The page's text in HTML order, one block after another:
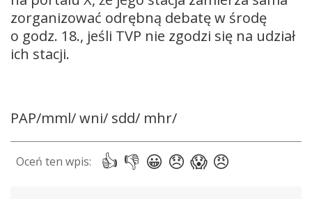
zorganizować odrębną debatę w środę
o godz. 18., jeśli TVP nie zgodzi się na udział
ich stacji.
PAP/mml/ wni/ sdd/ mhr/